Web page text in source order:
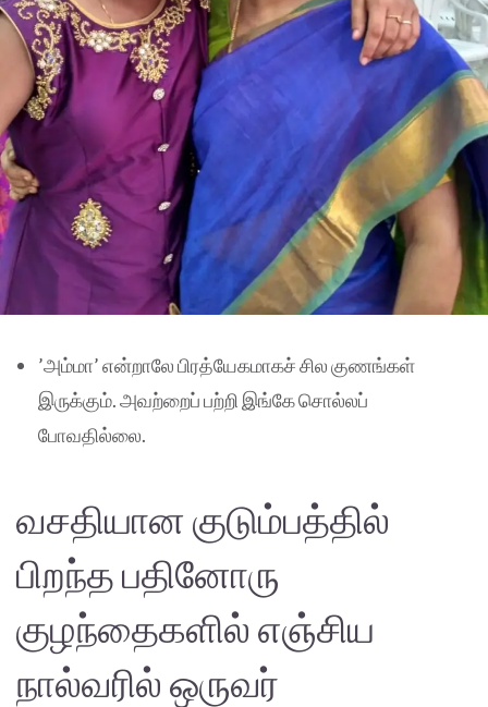
’அம்மா’ என்றாலே பிரத்யேகமாகச் சில குணங்கள்
இருக்கும். அவற்றைப் பற்றி இங்கே சொல்லப்
போவதில்லை.
வசதியான குடும்பத்தில்
பிறந்த பதினோரு
குழந்தைகளில் எஞ்சிய
நால்வரில் ஒருவர்